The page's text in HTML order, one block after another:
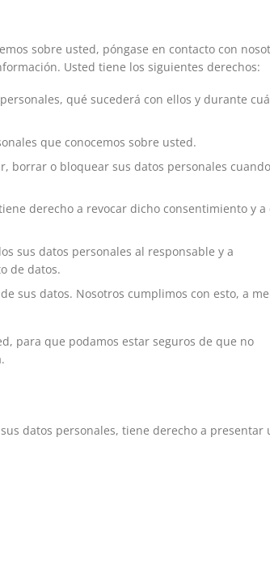
sobre usted, póngase en contacto con
Usted tiene los siguientes derechos:
qué sucederá con ellos y durante
que conocemos sobre usted.
borrar o bloquear sus datos personales
derecho a revocar dicho consentimiento y a
sus datos personales al responsable y a
de datos.
sus datos. Nosotros cumplimos con esto, a
para que podamos estar seguros de que no
datos personales, tiene derecho a presentar